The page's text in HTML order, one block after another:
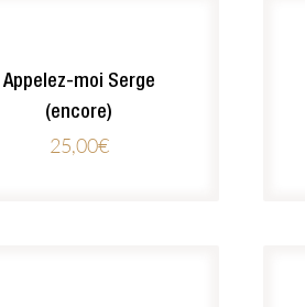
Appelez-moi Serge
(encore)
25,00€